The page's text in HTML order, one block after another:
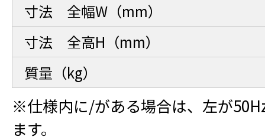
寸法 全幅W（mm）
寸法 全高H（mm）
質量（kg）
※仕様内に/がある場合は、左が
ます。